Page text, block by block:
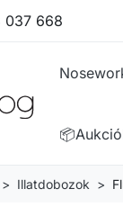
037 668
Illatdobozok